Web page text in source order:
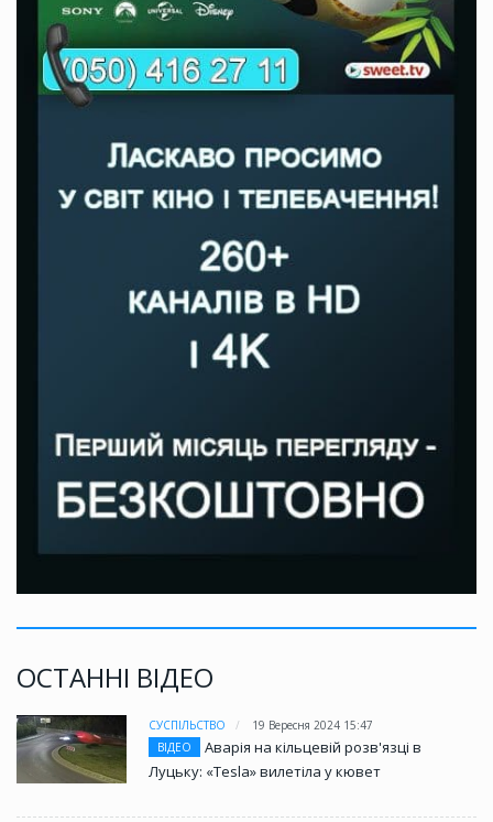
ОСТАННІ ВІДЕО
СУСПІЛЬСТВО
19 Вересня 2024 15:47
ВІДЕО
Аварія на кільцевій розв'язці в
Луцьку: «Tesla» вилетіла у кювет